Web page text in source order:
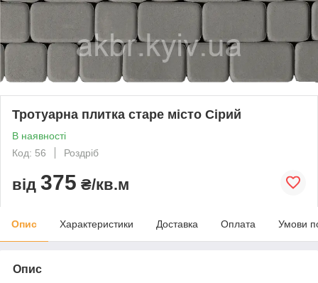
Тротуарна плитка старе місто Сірий
В наявності
Код: 56
Роздріб
від 375 ₴/кв.м
Опис Характеристики Доставка Оплата Умови
Опис